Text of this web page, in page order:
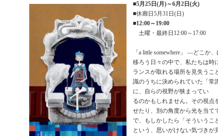
■5月25日(月)～6月2日(火)
■休廊日5月31日(日)
■12:00～19:00
土曜・最終日12:00～17:00
「a little somewhere」 ―どこか
移ろう日々の中で、私たちは時
ランスが取れる場所を見失うこ
識のうちに決められていた「常
に、自らの視野が狭まってい
るのかもしれません。その視点
せたり、別の角度から光を当て
で、もしかしたら「そういうこ
という、思いがけない気づきが